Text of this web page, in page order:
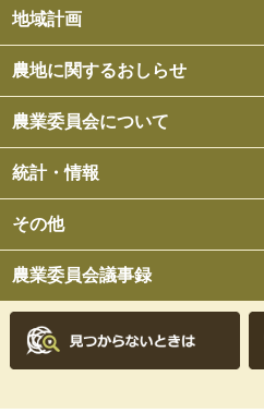
地域計画
農地に関するおしらせ
農業委員会について
統計・情報
その他
農業委員会議事録